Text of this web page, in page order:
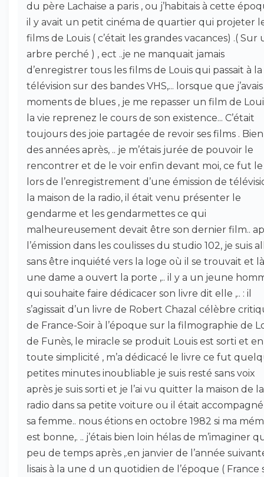
du père Lachaise a paris , ou j’habitais à cette
il y avait un petit cinéma de quartier qui projeter
films de Louis ( c’était les grandes vacances) .( Sur
arbre perché ) , ect ..je ne manquait jamais
d’enregistrer tous les films de Louis qui passait à la
télévision sur des bandes VHS,... lorsque que
moments de blues , je me repasser un film de
la vie reprenez le cours de son existence... C’était
toujours des joie partagée de revoir ses films . Bien
des années après, .. je m’étais jurée de pouvoir le
rencontrer et de le voir enfin devant moi, ce fut le
lors de l’enregistrement d’une émission de
la maison de la radio, il était venu présenter le
gendarme et les gendarmettes ce qui
malheureusement devait être son dernier film..
l’émission dans les coulisses du studio 102, je suis
sans être inquiété vers la loge où il se trouvait et
une dame a ouvert la porte ,.. il y a un jeune
qui souhaite faire dédicacer son livre dit elle ,.. : il
s’agissait d’un livre de Robert Chazal célèbre
de France-Soir à l’époque sur la filmographie de
de Funès, le miracle se produit Louis est sorti et en
toute simplicité , m’a dédicacé le livre ce fut
petites minutes inoubliable je suis resté sans voix
après je suis sorti et je l’ai vu quitter la maison de la
radio dans sa petite voiture ou il était
sa femme.. nous étions en octobre 1982 si ma
est bonne,. .. j’étais bien loin hélas de m’imaginer
peu de temps après ,.en janvier de l’année
lisais à la une d un quotidien de l’époque ( France